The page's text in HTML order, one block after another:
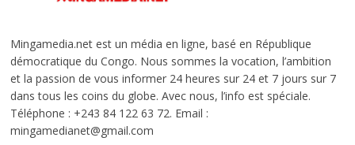
Mingamedia.net est un média en ligne, basé en République
démocratique du Congo. Nous sommes la vocation, l’ambition
et la passion de vous informer 24 heures sur 24 et 7 jours sur 7
dans tous les coins du globe. Avec nous, l’info est spéciale.
Téléphone : +243 84 122 63 72. Email :
mingamedianet@gmail.com